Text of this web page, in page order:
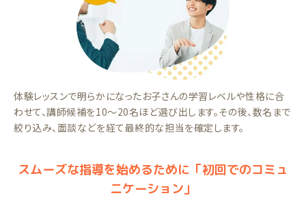
体験レッスンで明らかになったお子さんの学習レベルや性格に合
わせて、講師候補を10～20名ほど選び出します。その後、数名まで
絞り込み、面談などを経て最終的な担当を確定します。
スムーズな指導を始めるために「初回でのコミュ
ニケーション」